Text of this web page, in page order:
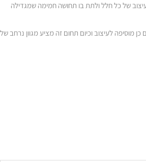
של כל חלל ולתת בו תחושה חמימה שמגדילה
מוסיפה לעיצוב וכיום תחום זה מציע מגוון נרחב של